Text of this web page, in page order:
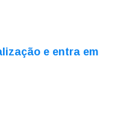
e entra em